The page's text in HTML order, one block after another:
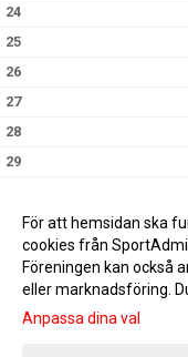
24
25
26
27
28
29
Gå
För att hemsidan ska
cookies från
Föreningen kan också
eller marknadsföring.
Anpassa dina val